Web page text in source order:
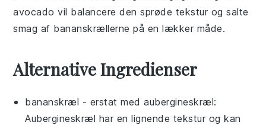
avocado vil balancere den sprøde tekstur og salte
smag af bananskrællerne på en lækker måde.
Alternative Ingredienser
bananskræl - erstat medaubergineskræl:
Aubergineskræl har en lignende tekstur og kan